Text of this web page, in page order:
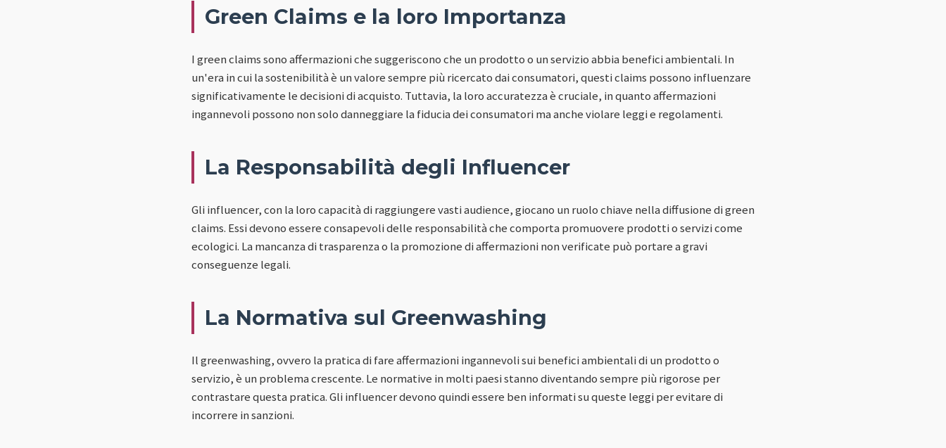
Green Claims e la loro Importanza
I green claims sono affermazioni che suggeriscono che un prodotto o un servizio abbia benefici ambientali. In
un'era in cui la sostenibilità è un valore sempre più ricercato dai consumatori, questi claims possono influenzare
significativamente le decisioni di acquisto. Tuttavia, la loro accuratezza è cruciale, in quanto affermazioni
ingannevoli possono non solo danneggiare la fiducia dei consumatori ma anche violare leggi e regolamenti.
La Responsabilità degli Influencer
Gli influencer, con la loro capacità di raggiungere vasti audience, giocano un ruolo chiave nella diffusione di green
claims. Essi devono essere consapevoli delle responsabilità che comporta promuovere prodotti o servizi come
ecologici. La mancanza di trasparenza o la promozione di affermazioni non verificate può portare a gravi
conseguenze legali.
La Normativa sul Greenwashing
Il greenwashing, ovvero la pratica di fare affermazioni ingannevoli sui benefici ambientali di un prodotto o
servizio, è un problema crescente. Le normative in molti paesi stanno diventando sempre più rigorose per
contrastare questa pratica. Gli influencer devono quindi essere ben informati su queste leggi per evitare di
incorrere in sanzioni.